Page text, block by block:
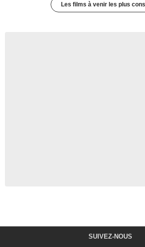
Les films à venir les plus
SUIVEZ-NOUS